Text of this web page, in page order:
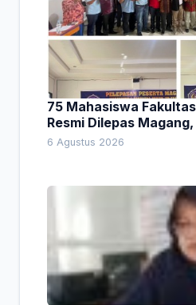
75 Mahasiswa
Resmi Dilepas
Empat Pesan Penting
6 Agustus 2026